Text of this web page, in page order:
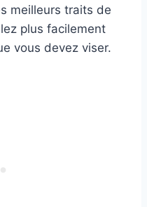
meilleurs traits de
plus facilement
vous devez viser.